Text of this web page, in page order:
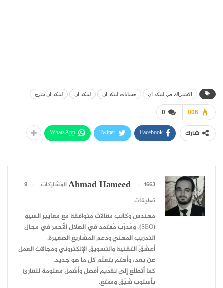
الاشتراك في لينكد ان حسابات لينكد ان لينكد ان لينكد ان شرح
0 806
شارك Facebook
Twitter
WhatsApp
Ahmad Hameed 1663 المشاركات
9
تعليقات
مهندس وكاتب مقالات متوافقة مع معايير السيو
(SEO)، ومُدرِّب مُعتمد في الهلال الأحمر في مجال
التدريب المهني ودعم المشاريع الصغيرة.
أعشقُ التقنية والتسويق الإلكتروني ومجالات العمل
عن بعد، وأهتم بتعلّم كل ما هو جديد.
كما أتطلّع إلى تقديم أفضل وأشمل معلومة للقارئ
بأسلوب شيّق وممتع.